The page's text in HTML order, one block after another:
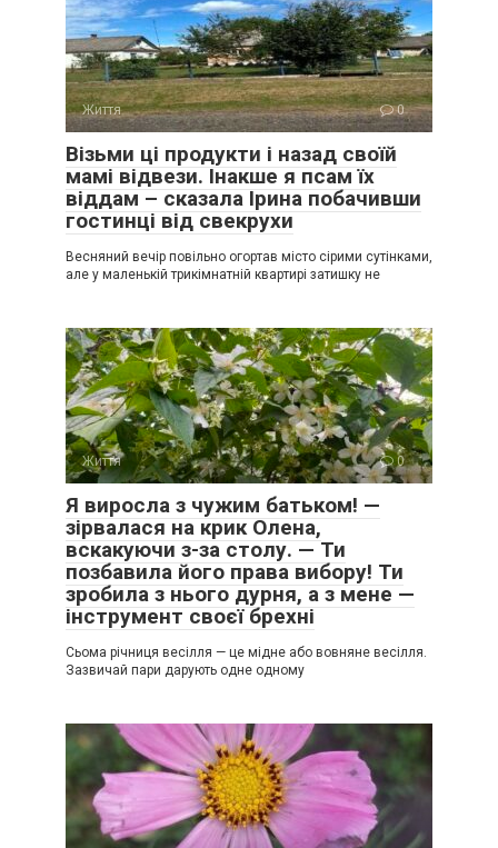
Життя 0
Візьми ці продукти і назад своїй
мамі відвези. Інакше я псам їх
віддам – сказала Ірина побачивши
гостинці від свекрухи
Весняний вечір повільно огортав місто сірими сутінками,
але у маленькій трикімнатній квартирі затишку не
Життя 0
Я виросла з чужим батьком! —
зірвалася на крик Олена,
вскакуючи з-за столу. — Ти
позбавила його права вибору! Ти
зробила з нього дурня, а з мене —
інструмент своєї брехні
Сьома річниця весілля — це мідне або вовняне весілля.
Зазвичай пари дарують одне одному